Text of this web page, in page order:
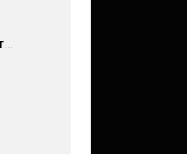
Ночной музпостинг